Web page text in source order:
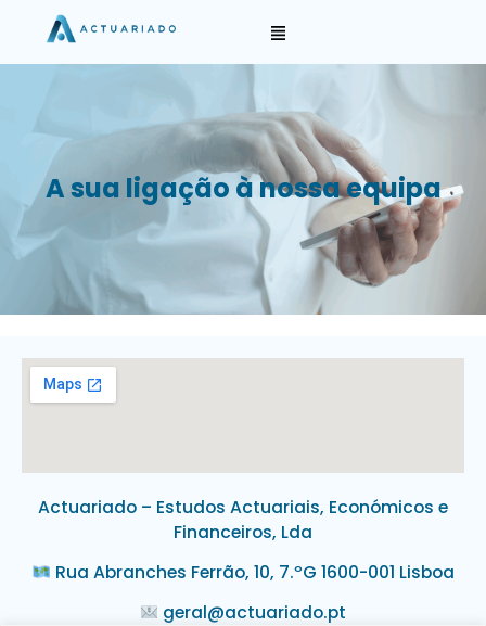
A sua ligação à nossa equipa
Actuariado – Estudos Actuariais, Económicos e
Financeiros, Lda
Rua Abranches Ferrão, 10, 7.ºG 1600-001 Lisboa
geral@actuariado.pt